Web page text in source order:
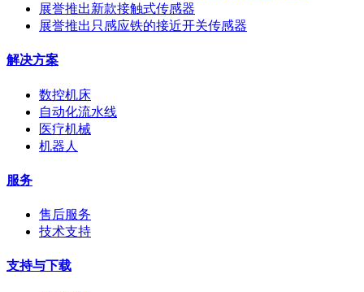
展誉推出新款接触式传感器
展誉推出只感应铁的接近开关传感器
解决方案
数控机床
自动化流水线
医疗机械
机器人
服务
售后服务
技术支持
支持与下载